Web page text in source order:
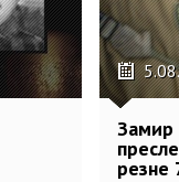
Замир
резне